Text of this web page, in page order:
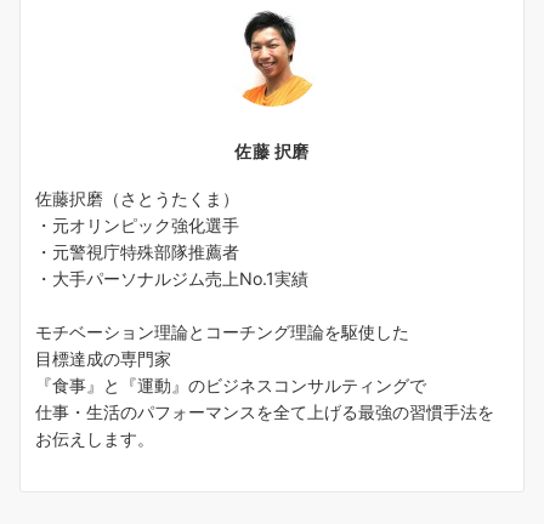
佐藤 択磨
佐藤択磨（さとうたくま）
・元オリンピック強化選手
・元警視庁特殊部隊推薦者
・大手パーソナルジム売上No.1実績
モチベーション理論とコーチング理論を駆使した
目標達成の専門家
『食事』と『運動』のビジネスコンサルティングで
仕事・生活のパフォーマンスを全て上げる最強の習慣手法を
お伝えします。